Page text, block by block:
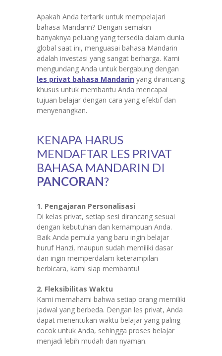
Apakah Anda tertarik untuk mempelajari
bahasa Mandarin? Dengan semakin
banyaknya peluang yang tersedia dalam dunia
global saat ini, menguasai bahasa Mandarin
adalah investasi yang sangat berharga. Kami
mengundang Anda untuk bergabung dengan
les privat bahasa Mandarin yang dirancang
khusus untuk membantu Anda mencapai
tujuan belajar dengan cara yang efektif dan
menyenangkan.
KENAPA HARUS
MENDAFTAR LES PRIVAT
BAHASA MANDARIN DI
PANCORAN?
1. Pengajaran Personalisasi
Di kelas privat, setiap sesi dirancang sesuai
dengan kebutuhan dan kemampuan Anda.
Baik Anda pemula yang baru ingin belajar
huruf Hanzi, maupun sudah memiliki dasar
dan ingin memperdalam keterampilan
berbicara, kami siap membantu!
2. Fleksibilitas Waktu
Kami memahami bahwa setiap orang memiliki
jadwal yang berbeda. Dengan les privat, Anda
dapat menentukan waktu belajar yang paling
cocok untuk Anda, sehingga proses belajar
menjadi lebih mudah dan nyaman.